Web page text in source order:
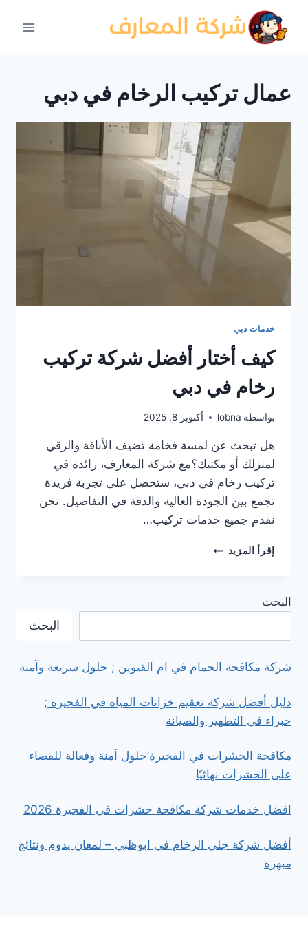
المحتوى
عمال تركيب الرخام في دبي
خدمات دبي
كيف أختار أفضل شركة تركيب
رخام في دبي
بواسطة lobna أكتوبر 8, 2025
هل تبحث عن لمسة فخامة تضيف الأناقة والرقي
لمنزلك أو مكتبك؟مع شركة المعارف، رائدة في
تركيب رخام في دبي، ستحصل على تجربة فريدة
تجمع بين الجودة العالية والدقة في التفاصيل. نحن
نقدم جميع خدمات تركيب…
إقرأ المزيد كيف
البحث
البحث
شركة مكافحة الحمام في ام القيوين ; حلول سريعة وآمنة
دليل أفضل شركة تعقيم خزانات المياه في الفجيرة ;
خبراء في التطهير والصيانة
مكافحة الحشرات في الفجيرة’حلول آمنة وفعالة للقضاء
على الحشرات نهائيًا
افضل خدمات شركة مكافحة حشرات في الفجيرة 2026
أفضل شركة جلي الرخام في ابوظبي – لمعان يدوم ونتائج
مبهرة